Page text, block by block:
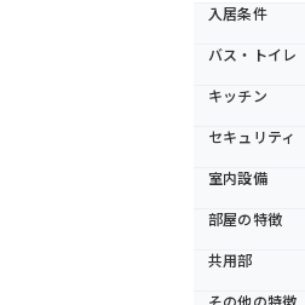
入居条件
バス・トイレ
キッチン
セキュリティ
室内設備
部屋の特徴
共用部
その他の特徴